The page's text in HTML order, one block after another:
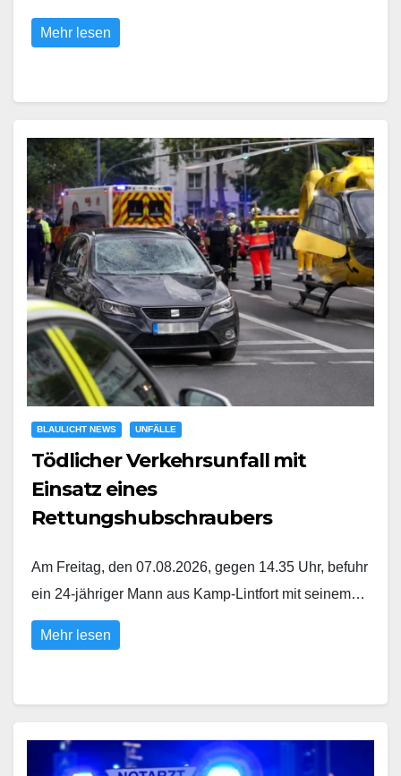
Mehr lesen
BLAULICHT NEWS UNFÄLLE
Tödlicher Verkehrsunfall mit
Einsatz eines
Rettungshubschraubers
Am Freitag, den 07.08.2026, gegen 14.35 Uhr, befuhr
ein 24-jähriger Mann aus Kamp-Lintfort mit seinem…
Mehr lesen